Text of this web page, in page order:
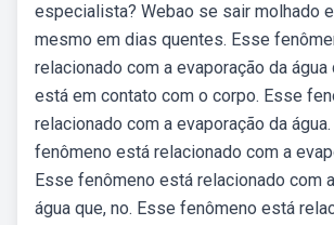
especialista? Webao se sair molhado
mesmo em dias quentes. Esse
relacionado com a evaporação da água
está em contato com o corpo. Esse
relacionado com a evaporação da
fenômeno está relacionado com a
Esse fenômeno está relacionado com
água que, no. Esse fenômeno está